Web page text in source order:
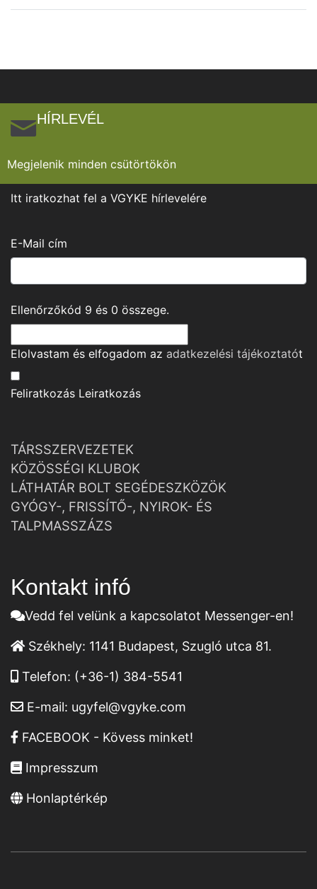
HÍRLEVÉL
Megjelenik minden csütörtökön
Itt iratkozhat fel a VGYKE hírlevelére
E-Mail cím
Ellenőrzőkód 9 és 0 összege.
Elolvastam és elfogadom az adatkezelési tájékoztatót
Feliratkozás Leiratkozás
TÁRSSZERVEZETEK
KÖZÖSSÉGI KLUBOK
LÁTHATÁR BOLT SEGÉDESZKÖZÖK
GYÓGY-, FRISSÍTŐ-, NYIROK- ÉS
TALPMASSZÁZS
Kontakt infó
Vedd fel velünk a kapcsolatot Messenger-en!
Székhely: 1141 Budapest, Szugló utca 81.
Telefon: (+36-1) 384-5541
E-mail: ugyfel@vgyke.com
FACEBOOK - Kövess minket!
Impresszum
Honlaptérkép